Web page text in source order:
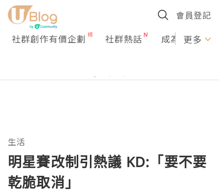
會員登記
社群創作有價企劃 社群熱話 成為U更多
生活
明星賽改制引熱議 KD:「要不要
乾脆取消」